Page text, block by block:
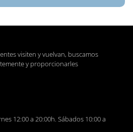
visiten y vuelvan, buscamos
y proporcionarles
12:00 a 20:00h. Sábados 10:00 a